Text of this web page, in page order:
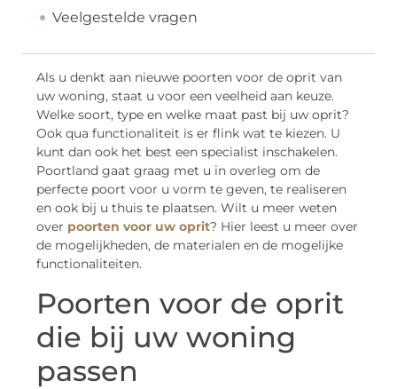
Veelgestelde vragen
Als u denkt aan nieuwe poorten voor de oprit van
uw woning, staat u voor een veelheid aan keuze.
Welke soort, type en welke maat past bij uw oprit?
Ook qua functionaliteit is er flink wat te kiezen. U
kunt dan ook het best een specialist inschakelen.
Poortland gaat graag met u in overleg om de
perfecte poort voor u vorm te geven, te realiseren
en ook bij u thuis te plaatsen. Wilt u meer weten
over poorten voor uw oprit? Hier leest u meer over
de mogelijkheden, de materialen en de mogelijke
functionaliteiten.
Poorten voor de oprit
die bij uw woning
passen